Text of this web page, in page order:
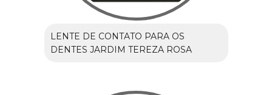
LENTE DE CONTATO PARA OS
DENTES JARDIM TEREZA ROSA